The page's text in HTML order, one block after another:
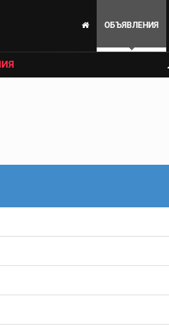
ОБЪЯВЛЕНИЯ